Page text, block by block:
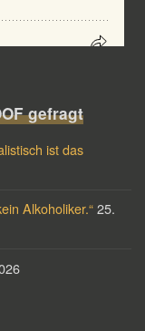
gefragt
ist das
Alkoholiker.“ 25.